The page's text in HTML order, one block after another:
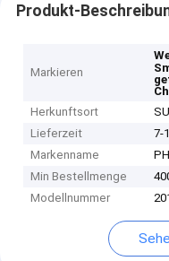
Produkt-
Markieren
Herkunftsort
Lieferzeit
7-
Markenname
Min Bestellmenge
Modellnummer